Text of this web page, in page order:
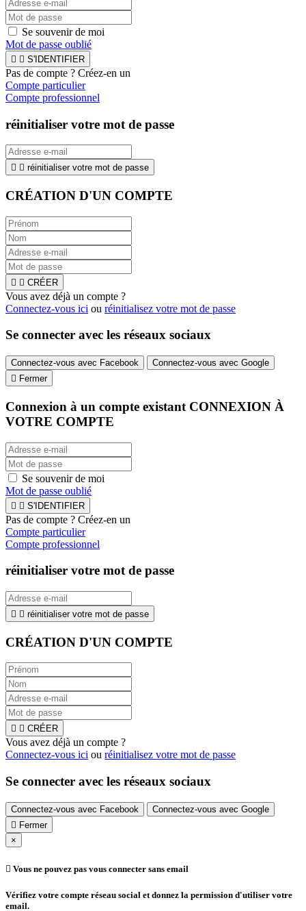
Se souvenir de moi
Mot de passe oublié
  S'IDENTIFIER
Pas de compte ? Créez-en un
Compte particulier
Compte professionnel
réinitialiser votre mot de passe
  réinitialiser votre mot de passe
CRÉATION D'UN COMPTE
  CRÉER
Vous avez déjà un compte ?
Connectez-vous ici ou réinitialisez votre mot de passe
Se connecter avec les réseaux sociaux
Connectez-vous avec Facebook
Connectez-vous avec Google
 Fermer
Connexion à un compte existant CONNEXION À
VOTRE COMPTE
Se souvenir de moi
Mot de passe oublié
  S'IDENTIFIER
Pas de compte ? Créez-en un
Compte particulier
Compte professionnel
réinitialiser votre mot de passe
  réinitialiser votre mot de passe
CRÉATION D'UN COMPTE
  CRÉER
Vous avez déjà un compte ?
Connectez-vous ici ou réinitialisez votre mot de passe
Se connecter avec les réseaux sociaux
Connectez-vous avec Facebook
Connectez-vous avec Google
 Fermer
×
 Vous ne pouvez pas vous connecter sans email
Vérifiez votre compte réseau social et donnez la permission d'utiliser votre
email.